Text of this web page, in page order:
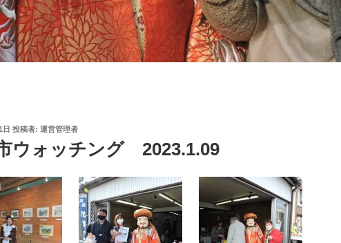
日 投稿者: 運営管理者
ウォッチング 2023.1.09